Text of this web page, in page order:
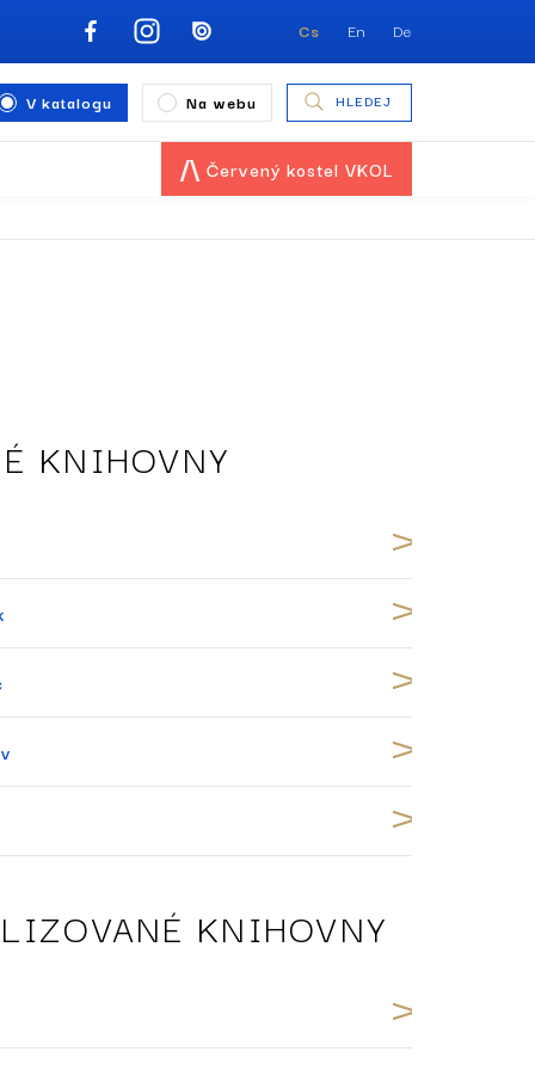
Cs En De
V katalogu Na webu HLEDEJ
Červený kostel VKOL
KNIHOVNY
KNIHOVNY